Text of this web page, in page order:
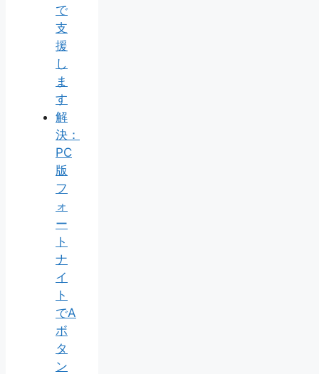
で
支
援
し
ま
す
解
決：
PC
版
フ
ォ
ー
ト
ナ
イ
ト
でA
ボ
タ
ン